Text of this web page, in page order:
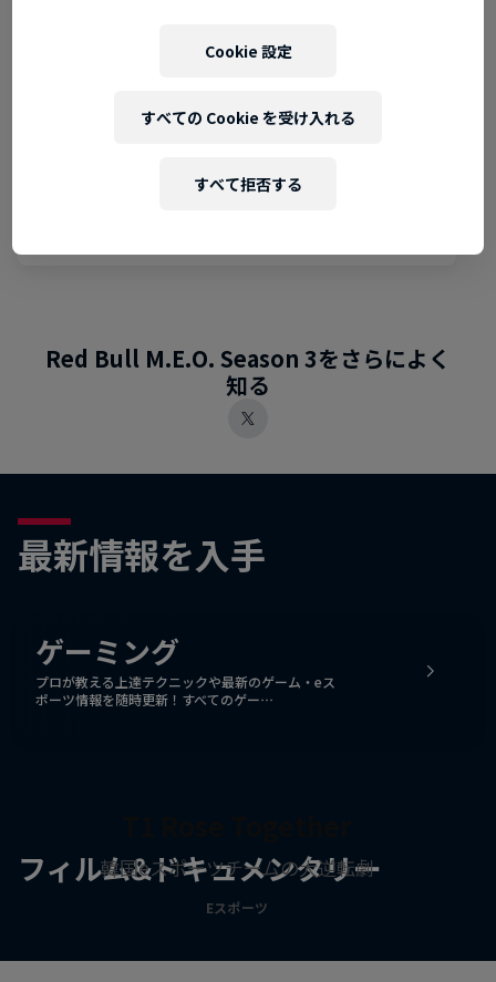
Red Bull Home Ground
2025年11月13日–16日
Red Bull M.E.O. Season 3をさらによく
知る
最新情報を入手
ゲーミング
プロが教える上達テクニックや最新のゲーム・eス
ポーツ情報を随時更新！すべてのゲー…
フィルム&ドキュメンタリー
韓国eスポーツチームの大逆転劇
Eスポーツ
Cookie 設定
すべて拒否する
すべての Cookie を受け入れる